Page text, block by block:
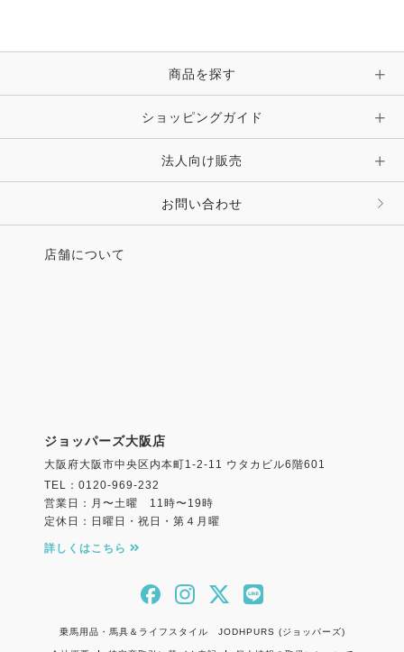
商品を探す
ショッピングガイド
法人向け販売
お問い合わせ
店舗について
ジョッパーズ大阪店
大阪府大阪市中央区内本町1-2-11 ウタカビル6階601
TEL：0120-969-232
営業日：月〜土曜 11時〜19時
定休日：日曜日・祝日・第４月曜
詳しくはこちら
乗馬用品・馬具＆ライフスタイル JODHPURS (ジョッパーズ)